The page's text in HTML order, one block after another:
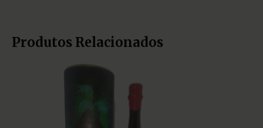
Produtos Relacionados